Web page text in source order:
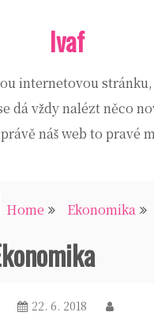
Ivaf
internetovou
dá vždy nalézt něco
náš web to pravé
Home Ekonomika
22. 6. 2018